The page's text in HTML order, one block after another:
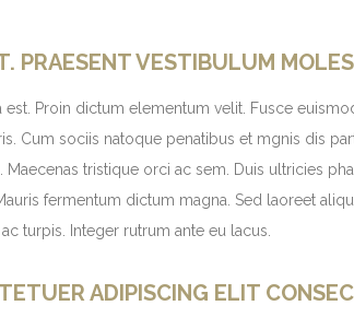
PRAESENT VESTIBULUM
Proin dictum elementum velit. Fusce
Cum sociis natoque penatibus et mgnis dis
tristique orci ac sem. Duis ultricies
fermentum dictum magna. Sed laoreet
turpis. Integer rutrum ante eu lacus.
ADIPISCING ELIT